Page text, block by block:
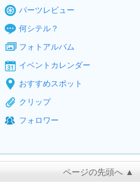
パーツレビュー
何シテル？
フォトアルバム
イベントカレンダー
おすすめスポット
クリップ
フォロワー
ページの先頭へ ▲